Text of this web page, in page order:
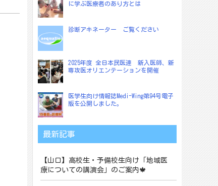
に学ぶ医療者のあり方とは
診断アキネーター ご覧ください
2025年度 全日本民医連 新入医師、新
専攻医オリエンテーションを開催
医学生向け情報誌Medi-Wing第94号電子
版を公開しました。
最新記事
【山口】高校生・予備校生向け「地域医
療についての講演会」のご案内🍁